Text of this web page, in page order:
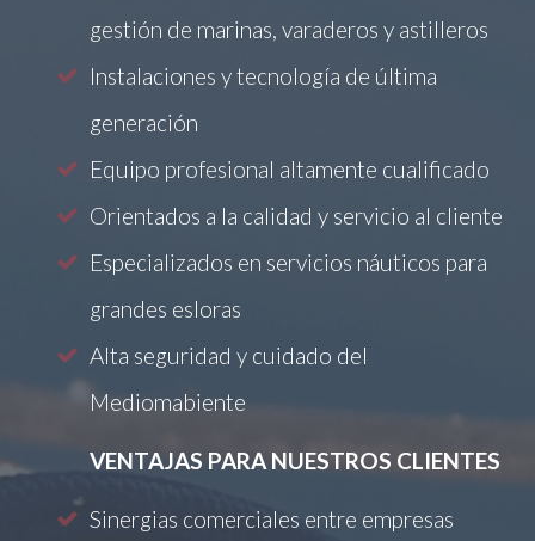
gestión de marinas, varaderos y astilleros
Instalaciones y tecnología de última
generación
Equipo profesional altamente cualificado
Orientados a la calidad y servicio al cliente
Especializados en servicios náuticos para
grandes esloras
Alta seguridad y cuidado del
Mediomabiente
VENTAJAS PARA NUESTROS CLIENTES
Sinergias comerciales entre empresas